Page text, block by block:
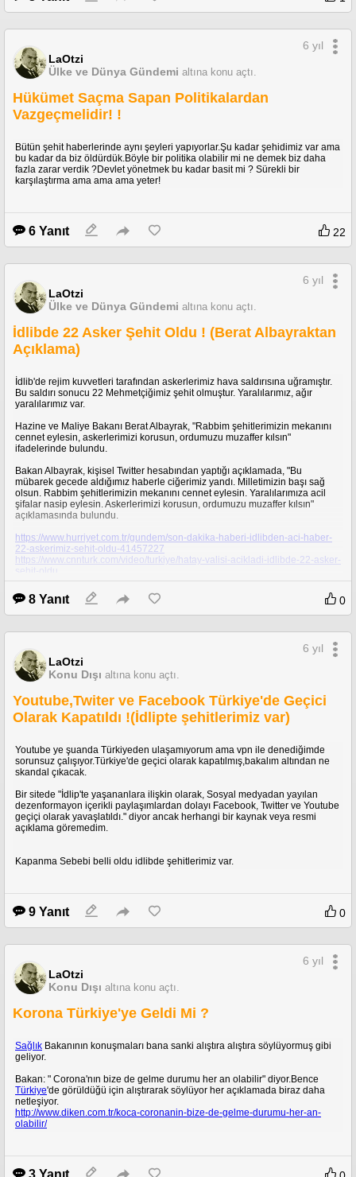
LaOtzi
Ülke ve Dünya Gündemi altına konu açtı.
6 yıl
Hükümet Saçma Sapan Politikalardan
Vazgeçmelidir! !
Bütün şehit haberlerinde aynı şeyleri yapıyorlar.Şu kadar şehidimiz var ama
bu kadar da biz öldürdük.Böyle bir politika olabilir mi ne demek biz daha
fazla zarar verdik ?Devlet yönetmek bu kadar basit mi ? Sürekli bir
karşılaştırma ama ama ama yeter!
6 Yanıt 22
LaOtzi
Ülke ve Dünya Gündemi altına konu açtı.
6 yıl
İdlibde 22 Asker Şehit Oldu ! (Berat Albayraktan
Açıklama)
İdlib'de rejim kuvvetleri tarafından askerlerimiz hava saldırısına uğramıştır.
Bu saldırı sonucu 22 Mehmetçiğimiz şehit olmuştur. Yaralılarımız, ağır
yaralılarımız var.
Hazine ve Maliye Bakanı Berat Albayrak, "Rabbim şehitlerimizin mekanını
cennet eylesin, askerlerimizi korusun, ordumuzu muzaffer kılsın"
ifadelerinde bulundu.
Bakan Albayrak, kişisel Twitter hesabından yaptığı açıklamada, "Bu
mübarek gecede aldığımız haberle ciğerimiz yandı. Milletimizin başı sağ
olsun. Rabbim şehitlerimizin mekanını cennet eylesin. Yaralılarımıza acil
şifalar nasip eylesin. Askerlerimizi korusun, ordumuzu muzaffer kılsın"
açıklamasında bulundu.
https://www.hurriyet.com.tr/gundem/son-dakika-haberi-idlibden-aci-haber-
22-askerimiz-sehit-oldu-41457227
https://www.cnnturk.com/video/turkiye/hatay-valisi-acikladi-idlibde-22-asker-
8 Yanıt 0
LaOtzi
Konu Dışı altına konu açtı.
6 yıl
Youtube,Twiter ve Facebook Türkiye'de Geçici
Olarak Kapatıldı !(İdlipte şehitlerimiz var)
Youtube ye şuanda Türkiyeden ulaşamıyorum ama vpn ile denediğimde
sorunsuz çalışıyor.Türkiye'de geçici olarak kapatılmış,bakalım altından ne
skandal çıkacak.
Bir sitede "İdlip'te yaşananlara ilişkin olarak, Sosyal medyadan yayılan
dezenformayon içerikli paylaşımlardan dolayı Facebook, Twitter ve Youtube
geçiçi olarak yavaşlatıldı." diyor ancak herhangi bir kaynak veya resmi
açıklama göremedim.
Kapanma Sebebi belli oldu idlibde şehitlerimiz var.
9 Yanıt 0
LaOtzi
Konu Dışı altına konu açtı.
6 yıl
Korona Türkiye'ye Geldi Mi ?
Sağlık Bakanının konuşmaları bana sanki alıştıra alıştıra söylüyormuş gibi
geliyor.
Bakan: " Corona'nın bize de gelme durumu her an olabilir" diyor.Bence
Türkiye'de görüldüğü için alıştırarak söylüyor her açıklamada biraz daha
netleşiyor.
http://www.diken.com.tr/koca-coronanin-bize-de-gelme-durumu-her-an-
olabilir/
3 Yanıt